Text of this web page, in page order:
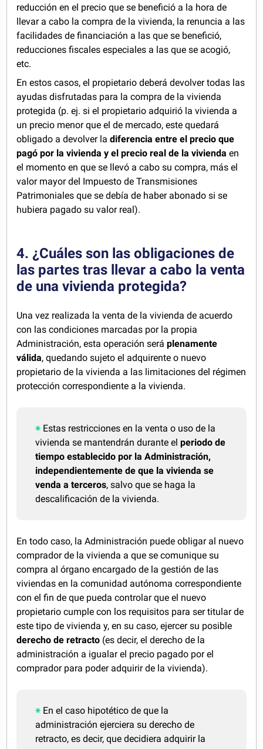
reducción en el precio que se benefició a la hora de
llevar a cabo la compra de la vivienda, la renuncia a las
facilidades de financiación a las que se benefició,
reducciones fiscales especiales a las que se acogió,
etc.
En estos casos, el propietario deberá devolver todas las
ayudas disfrutadas para la compra de la vivienda
protegida (p. ej. si el propietario adquirió la vivienda a
un precio menor que el de mercado, este quedará
obligado a devolver ladiferencia entre el precio que
pagó por la vivienda y el precio real de la vivienda en
el momento en que se llevó a cabo su compra, más el
valor mayor del Impuesto de Transmisiones
Patrimoniales que se debía de haber abonado si se
hubiera pagado su valor real).
4. ¿Cuáles son las obligaciones de
las partes tras llevar a cabo la venta
de una vivienda protegida?
Una vez realizada la venta de la vivienda de acuerdo
con las condiciones marcadas por la propia
Administración, esta operación seráplenamente
válida, quedando sujeto el adquirente o nuevo
propietario de la vivienda a las limitaciones del régimen
protección correspondiente a la vivienda.
Estas restricciones en la venta o uso de la
vivienda se mantendrán durante elperiodo de
tiempo establecido por la Administración,
independientemente de que la vivienda se
venda a terceros, salvo que se haga la
descalificación de la vivienda.
En todo caso, la Administración puede obligar al nuevo
comprador de la vivienda a que se comunique su
compra al órgano encargado de la gestión de las
viviendas en la comunidad autónoma correspondiente
con el fin de que pueda controlar que el nuevo
propietario cumple con los requisitos para ser titular de
este tipo de vivienda y, en su caso, ejercer su posible
derecho de retracto (es decir, el derecho de la
administración a igualar el precio pagado por el
comprador para poder adquirir de la vivienda).
En el caso hipotético de que la
administración ejerciera su derecho de
retracto, es decir, que decidiera adquirir la